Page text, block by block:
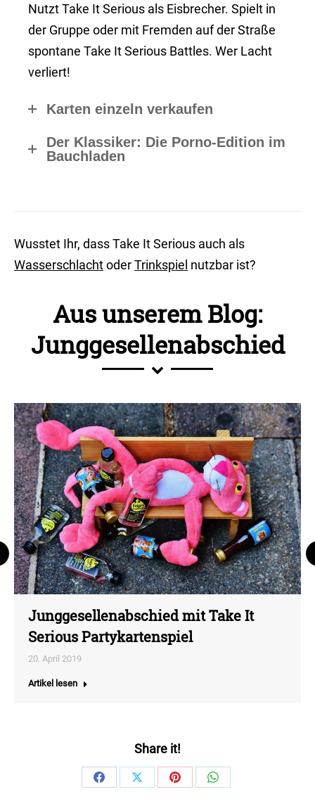
Nutzt Take It Serious als Eisbrecher. Spielt in
der Gruppe oder mit Fremden auf der Straße
spontane Take It Serious Battles. Wer Lacht
verliert!
Karten einzeln verkaufen
Der Klassiker: Die Porno-Edition im
Bauchladen
Wusstet Ihr, dass Take It Serious auch als
WasserschlachtoderTrinkspiel nutzbar ist?
Aus unserem Blog:
Junggesellenabschied
Junggesellenabschied mit Take It
Serious Partykartenspiel
20. April 2019
Artikel lesen
Share it!
Share
Share
Share
Share